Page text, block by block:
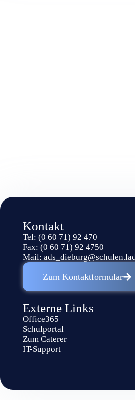
Kontakt
Tel: (0 60 71) 92 470
Fax: (0 60 71) 92 4750
Mail:
Zum Kontaktformular
Externe Links
Office365
Schulportal
Zum Caterer
IT-Support